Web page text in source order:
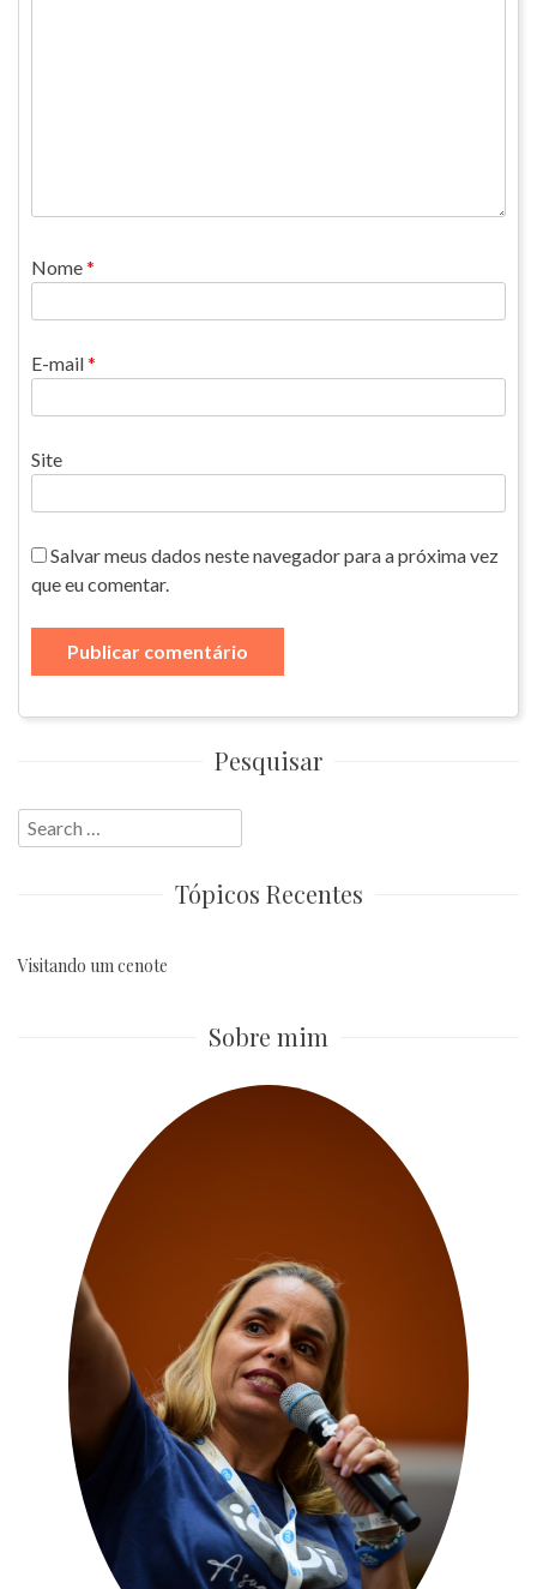
Nome*
E-mail*
Site
Salvar meus dados neste navegador para a próxima vez
que eu comentar.
Pesquisar
Search
for:
Tópicos Recentes
Visitando um cenote
Sobre mim